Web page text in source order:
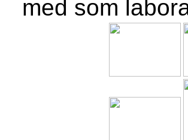
med som